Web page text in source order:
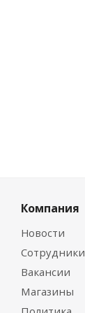
Компания
Новости
Сотрудники
Вакансии
Магазины